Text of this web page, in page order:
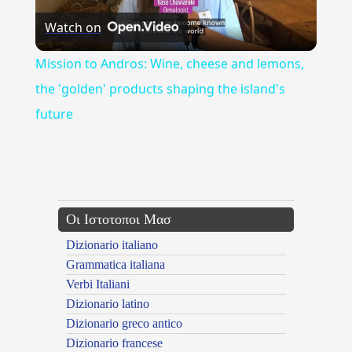
Video
Watch on
Mission to Andros: Wine, cheese and lemons,
the 'golden' products shaping the island's
future
Οι Ιστοτοποι Μασ
Dizionario italiano
Grammatica italiana
Verbi Italiani
Dizionario latino
Dizionario greco antico
Dizionario francese